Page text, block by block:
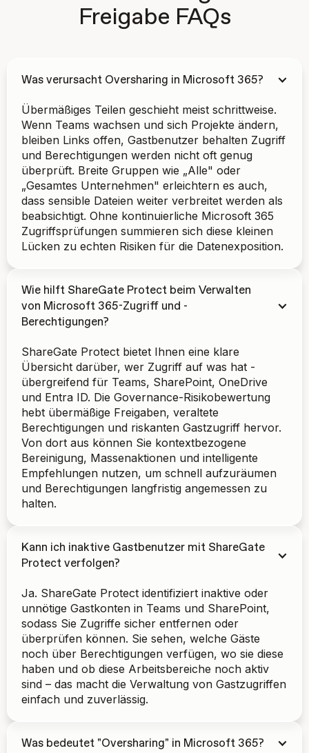
Freigabe FAQs
Was verursacht Oversharing in Microsoft 365?
Übermäßiges Teilen geschieht meist schrittweise.
Wenn Teams wachsen und sich Projekte ändern,
bleiben Links offen, Gastbenutzer behalten Zugriff
und Berechtigungen werden nicht oft genug
überprüft. Breite Gruppen wie „Alle" oder
„Gesamtes Unternehmen" erleichtern es auch,
dass sensible Dateien weiter verbreitet werden als
beabsichtigt. Ohne kontinuierliche Microsoft 365
Zugriffsprüfungen summieren sich diese kleinen
Lücken zu echten Risiken für die Datenexposition.
Wie hilft ShareGate Protect beim Verwalten
von Microsoft 365-Zugriff und -
Berechtigungen?
ShareGate Protect bietet Ihnen eine klare
Übersicht darüber, wer Zugriff auf was hat -
übergreifend für Teams, SharePoint, OneDrive
und Entra ID. Die Governance-Risikobewertung
hebt übermäßige Freigaben, veraltete
Berechtigungen und riskanten Gastzugriff hervor.
Von dort aus können Sie kontextbezogene
Bereinigung, Massenaktionen und intelligente
Empfehlungen nutzen, um schnell aufzuräumen
und Berechtigungen langfristig angemessen zu
halten.
Kann ich inaktive Gastbenutzer mit ShareGate
Protect verfolgen?
Ja. ShareGate Protect identifiziert inaktive oder
unnötige Gastkonten in Teams und SharePoint,
sodass Sie Zugriffe sicher entfernen oder
überprüfen können. Sie sehen, welche Gäste
noch über Berechtigungen verfügen, wo sie diese
haben und ob diese Arbeitsbereiche noch aktiv
sind – das macht die Verwaltung von Gastzugriffen
einfach und zuverlässig.
Was bedeutet "Oversharing" in Microsoft 365?